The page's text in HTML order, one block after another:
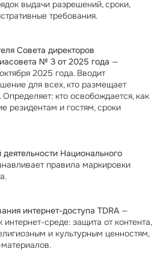
выдачи разрешений, сроки,
требования.
Совета директоров
№ 3 от 2025 года —
2025 года. Вводит
для всех, кто размещает
кто освобождается, как
резидентам и гостям, сроки
Национального
правила маркировки
интернет-доступа TDRA —
интернет-среде: защита от контента,
и культурным ценностям,